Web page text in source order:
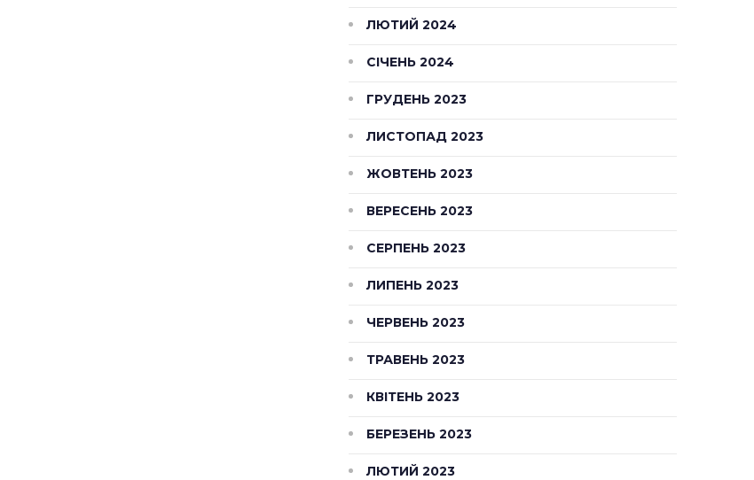
ЛЮТИЙ 2024
СІЧЕНЬ 2024
ГРУДЕНЬ 2023
ЛИСТОПАД 2023
ЖОВТЕНЬ 2023
ВЕРЕСЕНЬ 2023
СЕРПЕНЬ 2023
ЛИПЕНЬ 2023
ЧЕРВЕНЬ 2023
ТРАВЕНЬ 2023
КВІТЕНЬ 2023
БЕРЕЗЕНЬ 2023
ЛЮТИЙ 2023